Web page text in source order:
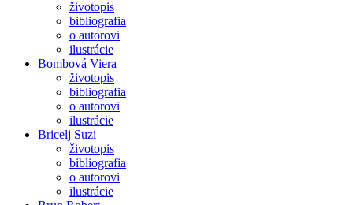
životopis
bibliografia
o autorovi
ilustrácie
Bombová Viera
životopis
bibliografia
o autorovi
ilustrácie
Bricelj Suzi
životopis
bibliografia
o autorovi
ilustrácie